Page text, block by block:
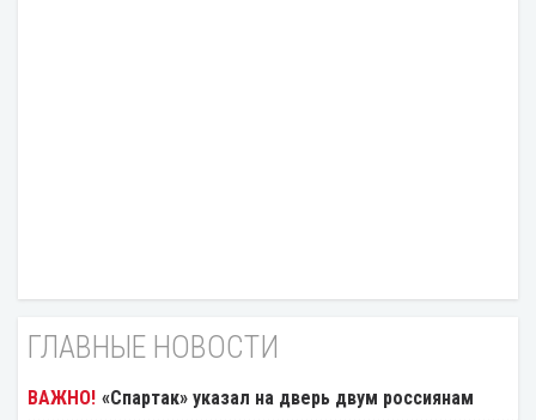
ГЛАВНЫЕ НОВОСТИ
«Спартак» указал на дверь двум россиянам